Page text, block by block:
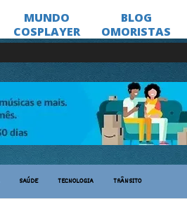
SAÚDE TECNOLOGIA TRÂNSITO